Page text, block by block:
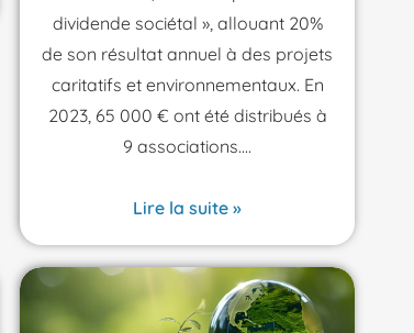
dividende sociétal », allouant 20%
de son résultat annuel à des projets
caritatifs et environnementaux. En
2023, 65 000 € ont été distribués à
9 associations.
Lire la suite »